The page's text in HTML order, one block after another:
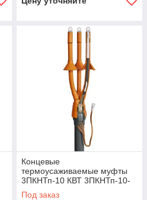
Концевые
термоусаживаемые муфты
3ПКНТп-10 КВТ 3ПКНТп-10-
150/240(Б)
Под заказ